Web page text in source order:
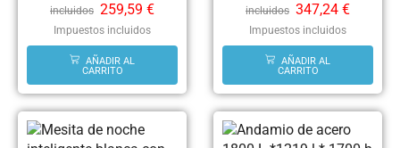
incluidos 259,59 €
Impuestos incluidos
AÑADIR AL
CARRITO
incluidos 347,24 €
Impuestos incluidos
AÑADIR AL
CARRITO